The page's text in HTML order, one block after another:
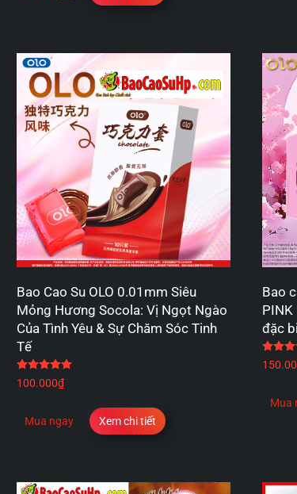
Bao Cao Su OLO 0.01mm Siêu
Mỏng Hương Socola: Vị Ngọt Ngào
Của Tình Yêu & Sự Chăm Sóc Tinh
Tế
100.000₫
Mua ngay Xem chi tiết
Bao
PINK
đặc
Mua